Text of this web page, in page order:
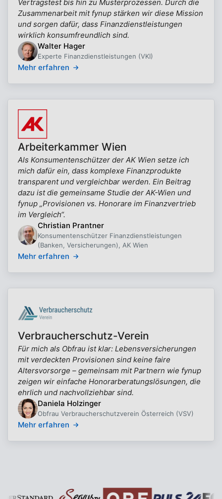
Vertragstest bis hin zu Musterprozessen. Durch die
Zusammenarbeit mit fynup stärken wir diese Mission
und sorgen dafür, dass Finanzdienstleistungen
wirklich konsumfreundlich sind.
Walter Hager
Experte Finanzdienstleistungen (VKI)
Mehr erfahren
Arbeiterkammer Wien
Als Konsumentenschützer der AK Wien setze ich
mich dafür ein, dass komplexe Finanzprodukte
transparent und vergleichbar werden. Ein Beitrag
dazu ist die gemeinsame Studie der AK-Wien und
fynup „Provisionen vs. Honorare im Finanzvertrieb
im Vergleich“.
Christian Prantner
Konsumentenschützer Finanzdienstleistungen
(Banken, Versicherungen), AK Wien
Mehr erfahren
Verbraucherschutz-Verein
Für mich als Obfrau ist klar: Lebensversicherungen
mit verdeckten Provisionen sind keine faire
Altersvorsorge – gemeinsam mit Partnern wie fynup
zeigen wir einfache Honorarberatungslösungen, die
ehrlich und nachvollziehbar sind.
Daniela Holzinger
Obfrau Verbraucherschutzverein Österreich (VSV)
Mehr erfahren